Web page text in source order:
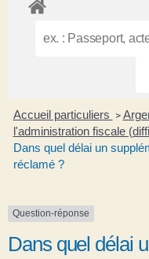
Accueil particuliers >
l'administration fiscale
Dans quel délai un
réclamé ?
Question-réponse
Dans quel délai